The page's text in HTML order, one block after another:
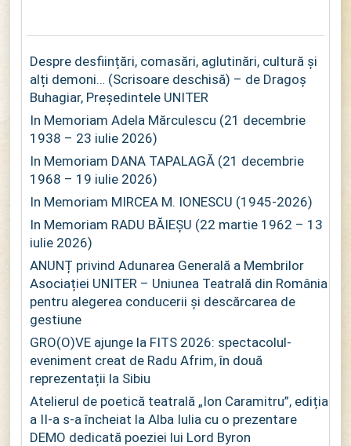
Despre desființări, comasări, aglutinări, cultură și
alți demoni… (Scrisoare deschisă) – de Dragoș
Buhagiar, Președintele UNITER
In Memoriam Adela Mărculescu (21 decembrie
1938 – 23 iulie 2026)
In Memoriam DANA TAPALAGĂ (21 decembrie
1968 – 19 iulie 2026)
In Memoriam MIRCEA M. IONESCU (1945-2026)
In Memoriam RADU BĂIEȘU (22 martie 1962 – 13
iulie 2026)
ANUNȚ privind Adunarea Generală a Membrilor
Asociației UNITER – Uniunea Teatrală din România
pentru alegerea conducerii și descărcarea de
gestiune
GRO(O)VE ajunge la FITS 2026: spectacolul-
eveniment creat de Radu Afrim, în două
reprezentații la Sibiu
Atelierul de poetică teatrală „Ion Caramitru”, ediția
a II-a s-a încheiat la Alba Iulia cu o prezentare
DEMO dedicată poeziei lui Lord Byron